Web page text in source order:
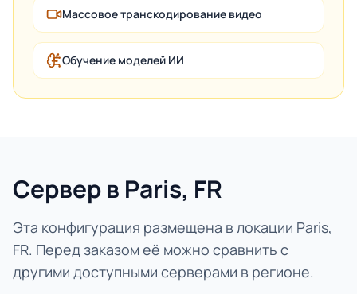
Массовое транскодирование видео
Обучение моделей ИИ
Сервер в Paris, FR
Эта конфигурация размещена в локации Paris,
FR. Перед заказом её можно сравнить с
другими доступными серверами в регионе.